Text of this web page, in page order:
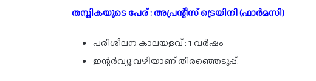
തസ്തികയുടെ പേര് : അപ്രന്റീസ് ട്രെയിനി (ഫാർമസി)
പരിശീലന കാലയളവ് : 1 വർഷം
ഇന്റർവ്യൂ വഴിയാണ് തിരഞ്ഞെടുപ്പ്.